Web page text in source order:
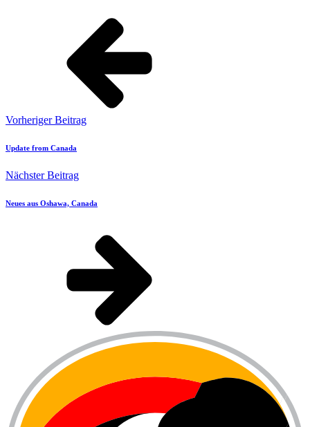
Vorheriger Beitrag
Update from Canada
Nächster Beitrag
Neues aus Oshawa, Canada